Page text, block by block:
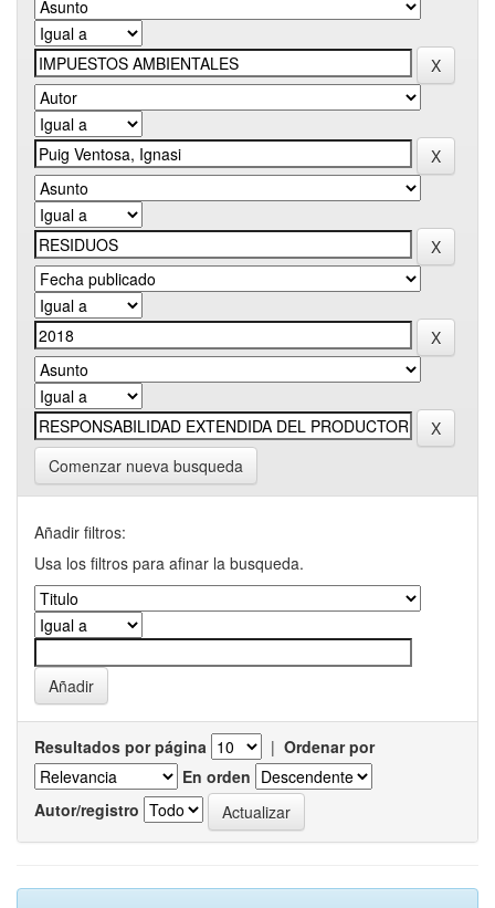
Comenzar nueva busqueda
Añadir filtros:
Usa los filtros para afinar la busqueda.
Resultados por página | Ordenar por
En orden
Autor/registro